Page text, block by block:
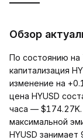
Обзор
По состоянию на
капитализация
изменение на
цена HYUSD
часа — $174.27K.
максимальной
HYUSD